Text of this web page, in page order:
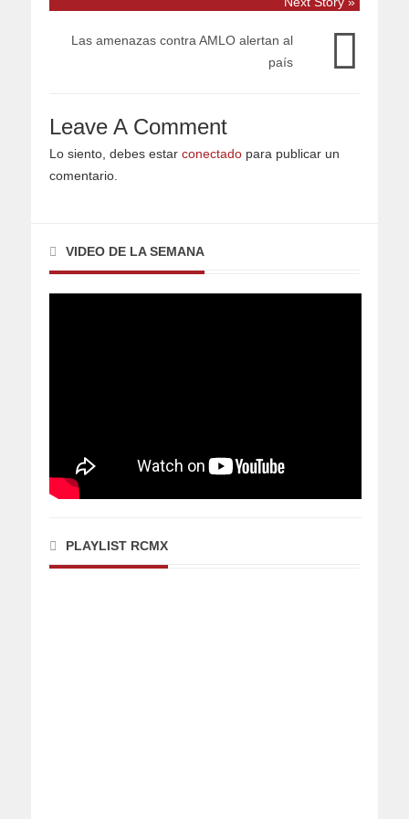
Las amenazas contra AMLO alertan al
país
Leave A Comment
Lo siento, debes estar conectado para publicar un
comentario.
VIDEO DE LA SEMANA
PLAYLIST RCMX